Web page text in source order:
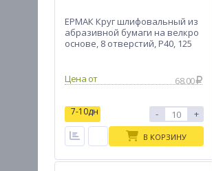
ЕРМАК Круг шлифовальный из
абразивной бумаги на велкро
основе, 8 отверстий, P40, 125
Цена от
68.00
7-10дн - +
В КОРЗИНУ